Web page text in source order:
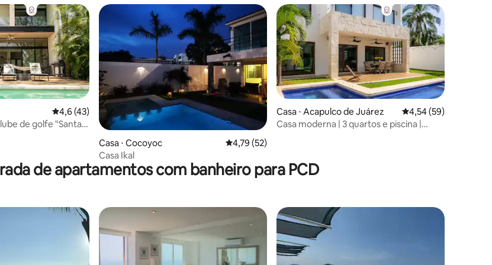
13 avaliações
4,6 de uma avaliação média de 5, 43 avaliações
4,6 (43)
de golfe "Santa
Casa ⋅ Cocoyoc 4,79 de uma avaliação média de 5, 52 avaliações
4,79 (52)
Casa Ikal
Casa ⋅ Acapulco de Juárez 4,54 de uma
4,54 (59)
Casa moderna | 3 quartos e piscina |
de apartamentos com banheiro para PCD